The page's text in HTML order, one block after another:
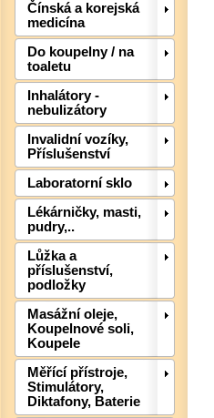
Čínská a korejská
medicína
Do koupelny / na
toaletu
Inhalátory -
nebulizátory
Invalidní vozíky,
Příslušenství
Laboratorní sklo
Lékárničky, masti,
pudry,..
Lůžka a
příslušenství,
podložky
Masážní oleje,
Koupelnové soli,
Koupele
Měřící přístroje,
Stimulátory,
Diktafony, Baterie